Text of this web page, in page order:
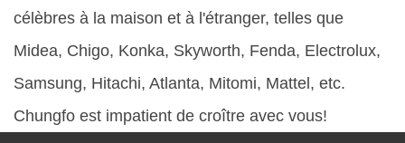
célèbres à la maison et à l'étranger, telles que
Midea, Chigo, Konka, Skyworth, Fenda, Electrolux,
Samsung, Hitachi, Atlanta, Mitomi, Mattel, etc.
Chungfo est impatient de croître avec vous!